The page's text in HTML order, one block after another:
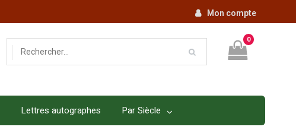
Mon compte
0
Lettres autographes Par Siècle